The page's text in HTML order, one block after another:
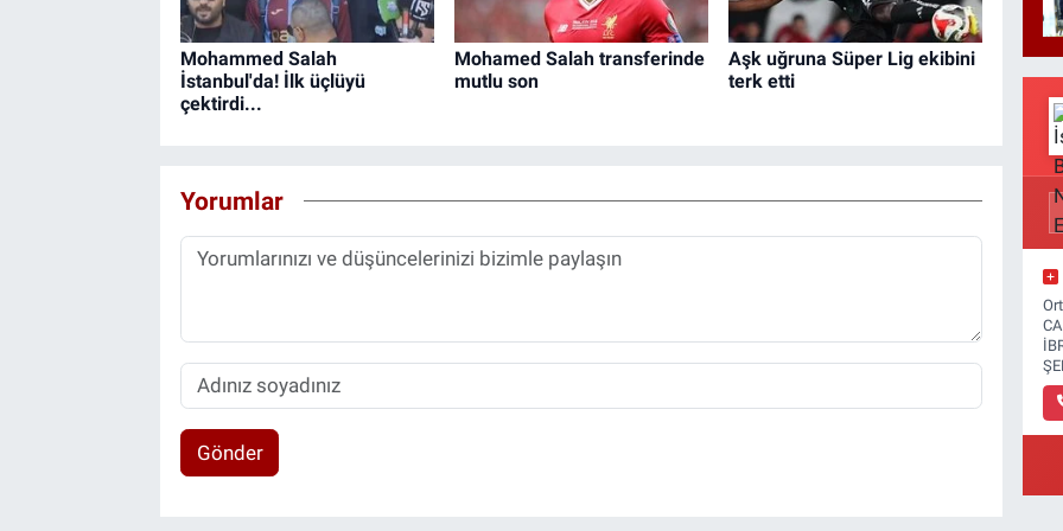
Mohammed Salah
İstanbul'da! İlk üçlüyü
çektirdi...
Mohamed Salah transferinde
mutlu son
Aşk uğruna Süper Lig ekibini
terk etti
Yorumlar
Gönder